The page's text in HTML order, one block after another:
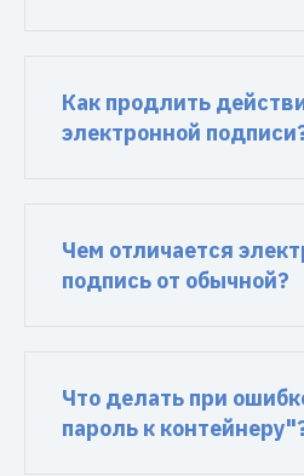
Как продлить
электронной
Чем отличается
подпись от обычной?
Что делать при
пароль к